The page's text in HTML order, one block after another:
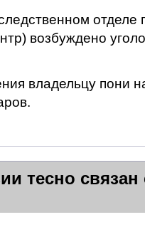
отделе
возбуждено
владельцу пони
тесно